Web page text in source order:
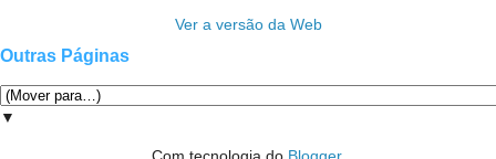
Ver a versão da Web
Outras Páginas
▼
Com tecnologia do Blogger.